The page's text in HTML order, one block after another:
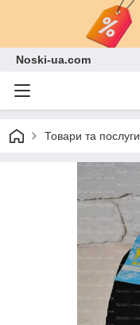
Noski-ua.com
Товари та послуги